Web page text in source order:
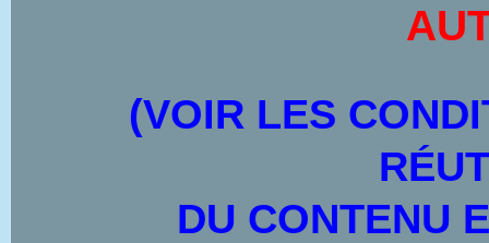
(VOIR LES
DU CONTENU